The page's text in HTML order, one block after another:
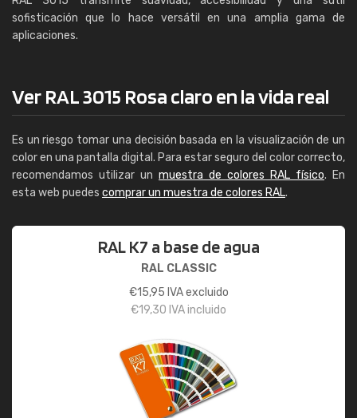
sofisticación que lo hace versátil en una amplia gama de
aplicaciones.
Ver RAL 3015 Rosa claro en la vida real
Es un riesgo tomar una decisión basada en la visualización de un
color en una pantalla digital. Para estar seguro del color correcto,
recomendamos utilizar un muestra de colores RAL físico. En
esta web puedes comprar un muestra de colores RAL.
RAL K7 a base de agua
RAL CLASSIC
€15,95 IVA excluido
€19,30 IVA incluido